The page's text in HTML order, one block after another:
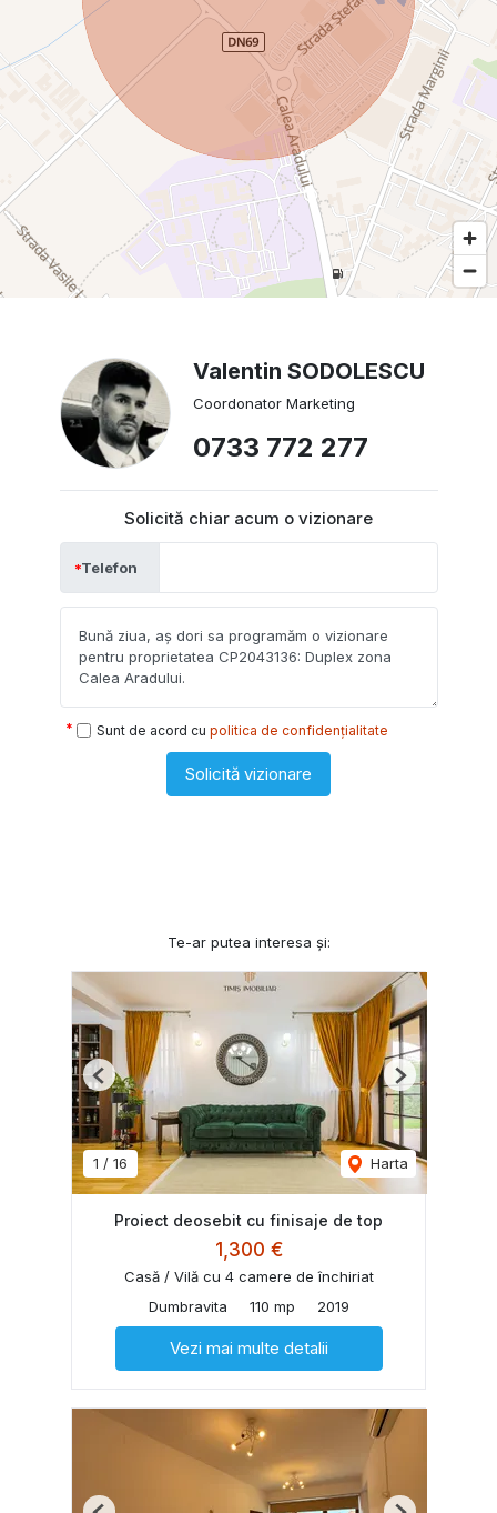
Valentin SODOLESCU
Coordonator Marketing
0733 772 277
Solicită chiar acum o vizionare
Telefon
Sunt de acord cu politica de confidențialitate
Solicită vizionare
Te-ar putea interesa și:
1 / 16 Harta
Previous Next
Proiect deosebit cu finisaje de top
1,300 €
Casă / Vilă cu 4 camere de închiriat
Dumbravita
110 mp 2019
Vezi mai multe detalii